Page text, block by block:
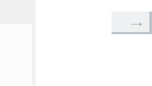
→